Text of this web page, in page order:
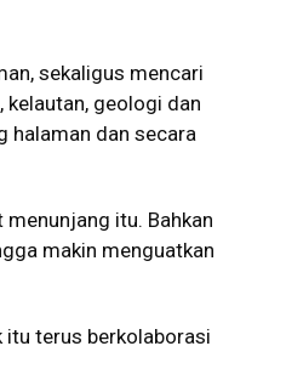
sekaligus mencari
kelautan, geologi dan
halaman dan secara
itu. Bahkan
makin menguatkan
itu terus berkolaborasi